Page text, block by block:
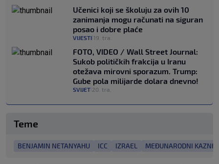
Učenici koji se školuju za ovih 10
zanimanja mogu računati na siguran
posao i dobre plaće
VIJESTI 19. tra.
FOTO, VIDEO / Wall Street Journal:
Sukob političkih frakcija u Iranu
otežava mirovni sporazum. Trump:
Gube pola milijarde dolara dnevno!
SVIJET 20. tra.
Teme
BENJAMIN NETANYAHU ICC IZRAEL MEĐUNARODNI